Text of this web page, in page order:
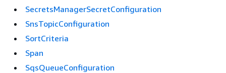
SecretsManagerSecretConfiguration
SnsTopicConfiguration
SortCriteria
Span
SqsQueueConfiguration